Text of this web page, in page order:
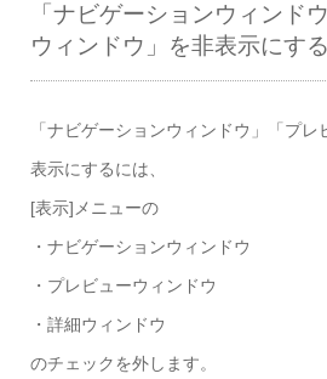
「ナビゲーションウィンド
ウィンドウ」を非表示にする
「ナビゲーションウィンドウ」「プ
表示にするには、
[表示]メニューの
・ナビゲーションウィンドウ
・プレビューウィンドウ
・詳細ウィンドウ
のチェックを外します。